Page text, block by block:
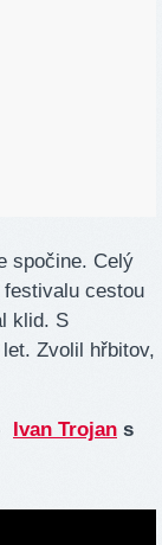
spočine. Celý
cestou
klid. S
Zvolil hřbitov,
Ivan Trojan s